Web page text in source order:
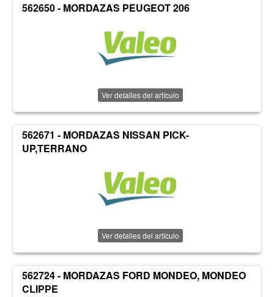
562650 - MORDAZAS PEUGEOT 206
Ver detalles del artículo
562671 - MORDAZAS NISSAN PICK-
UP,TERRANO
Ver detalles del artículo
562724 - MORDAZAS FORD MONDEO, MONDEO
CLIPPE